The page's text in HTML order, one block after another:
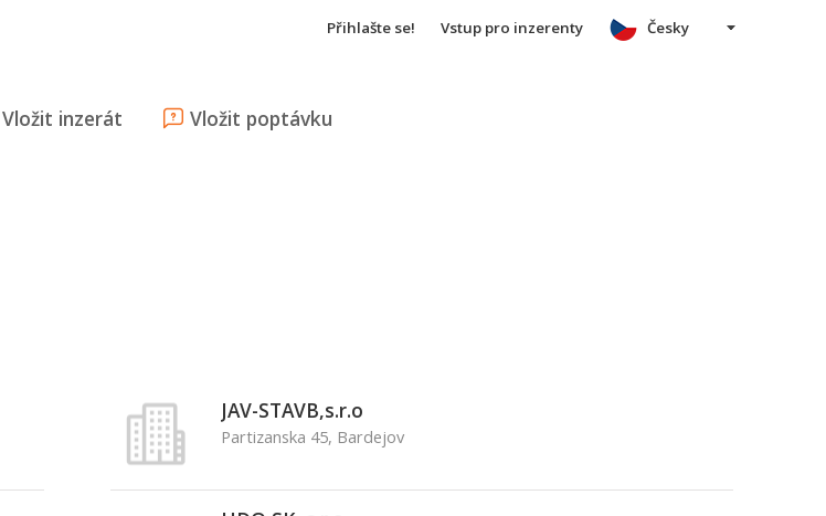
Přihlašte se! Vstup pro inzerenty
Vložit inzerát Vložit poptávku
Česky
JAV-STAVB,s.r.o
Partizanska 45, Bardejov